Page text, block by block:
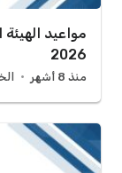
مواعيد
2026
منذ 8 أشهر